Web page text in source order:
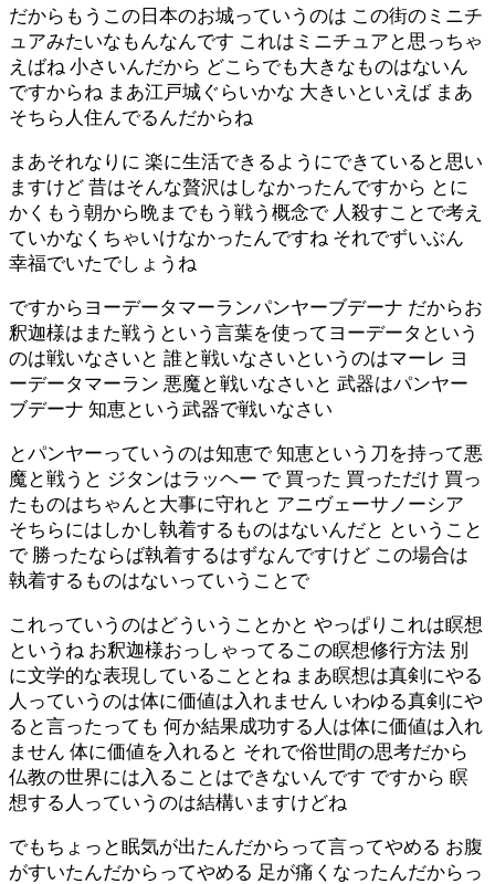
だからもうこの日本のお城っていうのは この街のミニチ
ュアみたいなもんなんです これはミニチュアと思っちゃ
えばね 小さいんだから どこらでも大きなものはないん
ですからね まあ江戸城ぐらいかな 大きいといえば まあ
そちら人住んでるんだからね
まあそれなりに 楽に生活できるようにできていると思い
ますけど 昔はそんな贅沢はしなかったんですから とに
かくもう朝から晩までもう戦う概念で 人殺すことで考え
ていかなくちゃいけなかったんですね それでずいぶん
幸福でいたでしょうね
ですからヨーデータマーランパンヤーブデーナ だからお
釈迦様はまた戦うという言葉を使ってヨーデータという
のは戦いなさいと 誰と戦いなさいというのはマーレ ヨ
ーデータマーラン 悪魔と戦いなさいと 武器はパンヤー
ブデーナ 知恵という武器で戦いなさい
とパンヤーっていうのは知恵で 知恵という刀を持って悪
魔と戦うと ジタンはラッヘー で 買った 買っただけ 買っ
たものはちゃんと大事に守れと アニヴェーサノーシア
そちらにはしかし執着するものはないんだと ということ
で 勝ったならば執着するはずなんですけど この場合は
執着するものはないっていうことで
これっていうのはどういうことかと やっぱりこれは瞑想
というね お釈迦様おっしゃってるこの瞑想修行方法 別
に文学的な表現していることとね まあ瞑想は真剣にやる
人っていうのは体に価値は入れません いわゆる真剣にや
ると言ったっても 何か結果成功する人は体に価値は入れ
ません 体に価値を入れると それで俗世間の思考だから
仏教の世界には入ることはできないんです ですから 瞑
想する人っていうのは結構いますけどね
でもちょっと眠気が出たんだからって言ってやめる お腹
がすいたんだからってやめる 足が痛くなったんだからっ